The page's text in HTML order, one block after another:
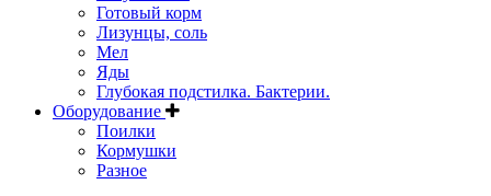
Готовый корм
Лизунцы, соль
Мел
Яды
Глубокая подстилка. Бактерии.
Оборудование
Поилки
Кормушки
Разное